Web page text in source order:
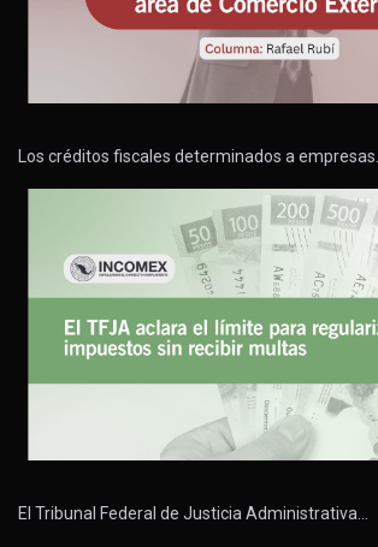
Los créditos fiscales determinados a empresas…
El Tribunal Federal de Justicia Administrativa…